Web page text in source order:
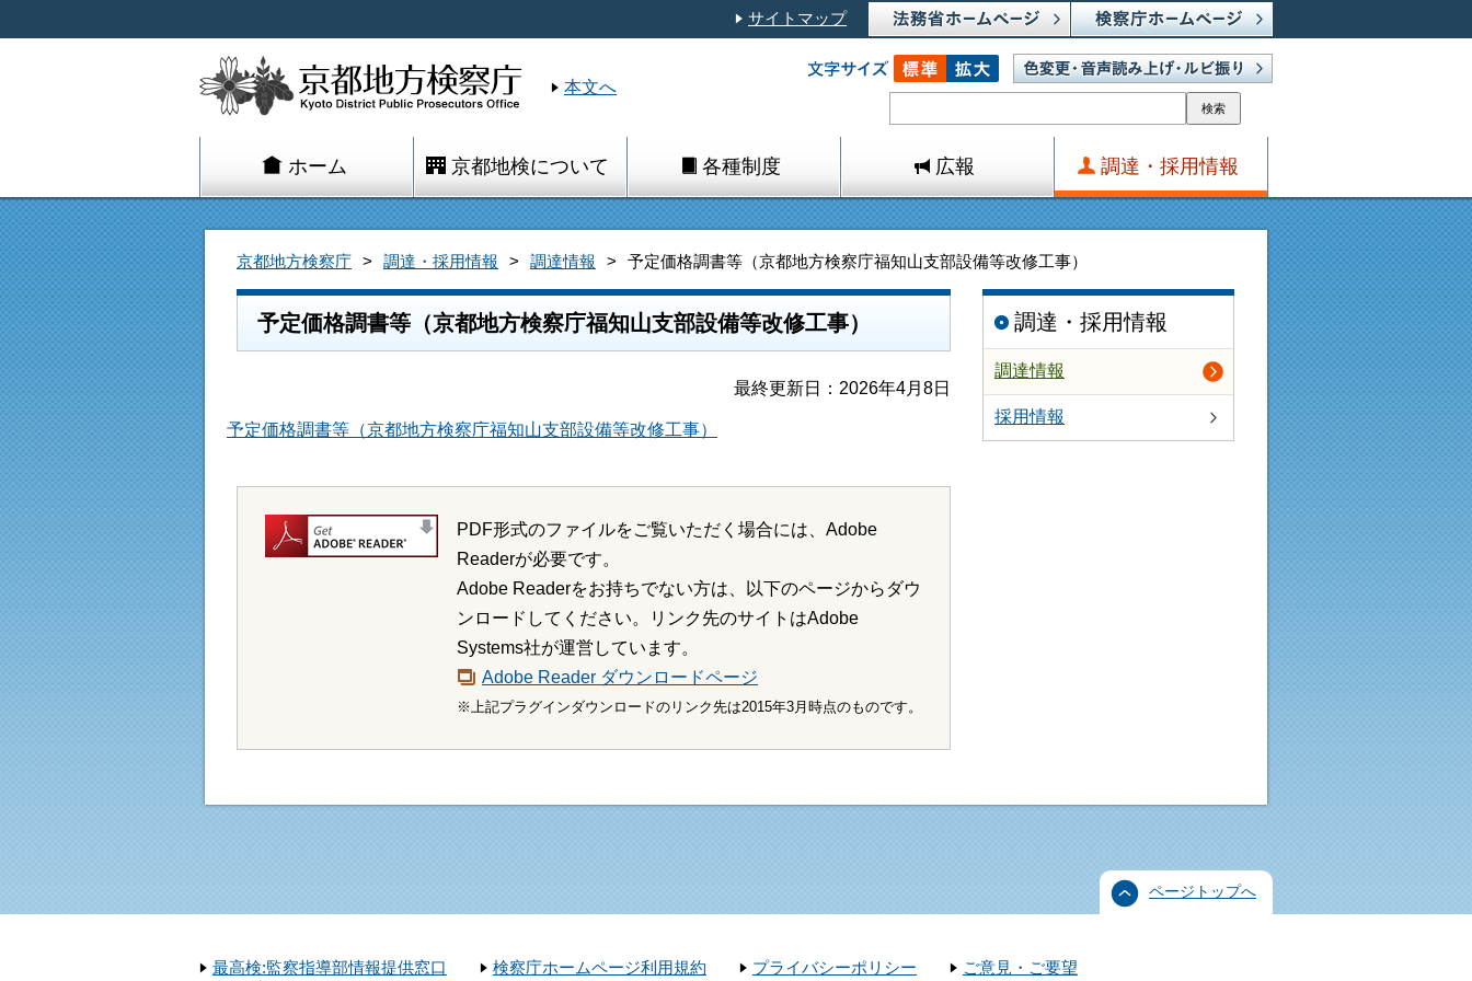
サイトマップ
本文へ
検索
ホーム 京都地検について 各種制度 広報 調達・採用情報
京都地方検察庁 調達・採用情報 調達情報 予定価格調書等（京都地方検察庁福知山支部設備等改修工事）
予定価格調書等（京都地方検察庁福知山支部設備等改修工事）
最終更新日：2026年4月8日
予定価格調書等（京都地方検察庁福知山支部設備等改修工事）
PDF形式のファイルをご覧いただく場合には、Adobe
Readerが必要です。
Adobe Readerをお持ちでない方は、以下のページからダウ
ンロードしてください。リンク先のサイトはAdobe
Systems社が運営しています。
Adobe Reader ダウンロードページ
※上記プラグインダウンロードのリンク先は2015年3月時点のものです。
調達・採用情報
調達情報
採用情報
ページトップへ
最高検:監察指導部情報提供窓口 検察庁ホームページ利用規約 プライバシーポリシー
ご意見・ご要望